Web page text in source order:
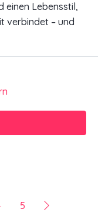
einen Lebensstil,
verbindet – und
5